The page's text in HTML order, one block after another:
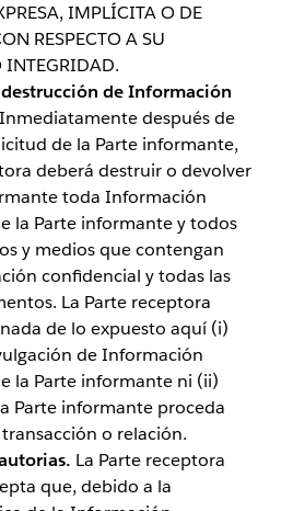
IMPLÍCITA O DE
RESPECTO A SU
INTEGRIDAD.
de Información
Inmediatamente después de
de la Parte informante,
deberá destruir o devolver
toda Información
la Parte informante y todos
y medios que contengan
confidencial y todas las
La Parte receptora
de lo expuesto aquí (i)
de Información
la Parte informante ni (ii)
Parte informante proceda
o relación.
La Parte receptora
que, debido a la